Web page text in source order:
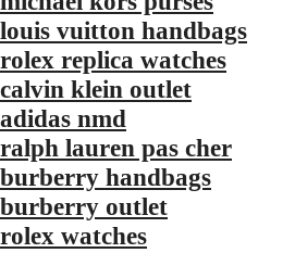
louis vuitton handbags
rolex replica watches
calvin klein outlet
adidas nmd
ralph lauren pas cher
burberry handbags
burberry outlet
rolex watches